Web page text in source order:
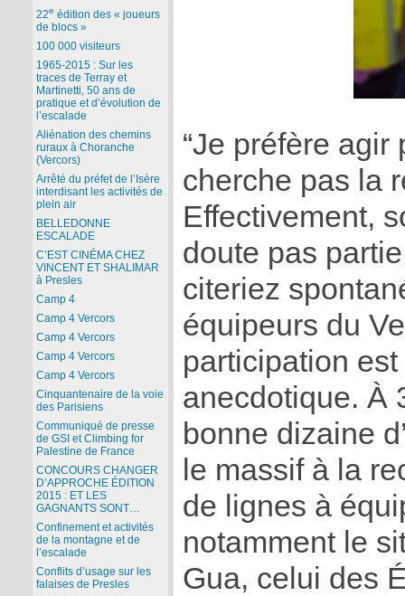
“Je préfère agir
cherche pas la
Effectivement,
doute pas
citeriez
équipeurs du
participation est
anecdotique. À
bonne dizaine
le massif à la
de lignes à
notamment le
Gua, celui des
22e édition des « joueurs
de blocs »
100 000 visiteurs
1965-2015 : Sur les
traces de Terray et
Martinetti, 50 ans de
pratique et d’évolution de
l’escalade
Aliénation des chemins
ruraux à Choranche
(Vercors)
Arrêté du préfet de l’Isère
interdisant les activités de
plein air
BELLEDONNE
ESCALADE
C’EST CINÉMA CHEZ
VINCENT ET SHALIMAR
à Presles
Camp 4
Camp 4 Vercors
Camp 4 Vercors
Camp 4 Vercors
Camp 4 Vercors
Cinquantenaire de la voie
des Parisiens
Communiqué de presse
de GSI et Climbing for
Palestine de France
CONCOURS CHANGER
D’APPROCHE ÉDITION
2015 : ET LES
GAGNANTS SONT…
Confinement et activités
de la montagne et de
l’escalade
Conflits d’usage sur les
falaises de Presles